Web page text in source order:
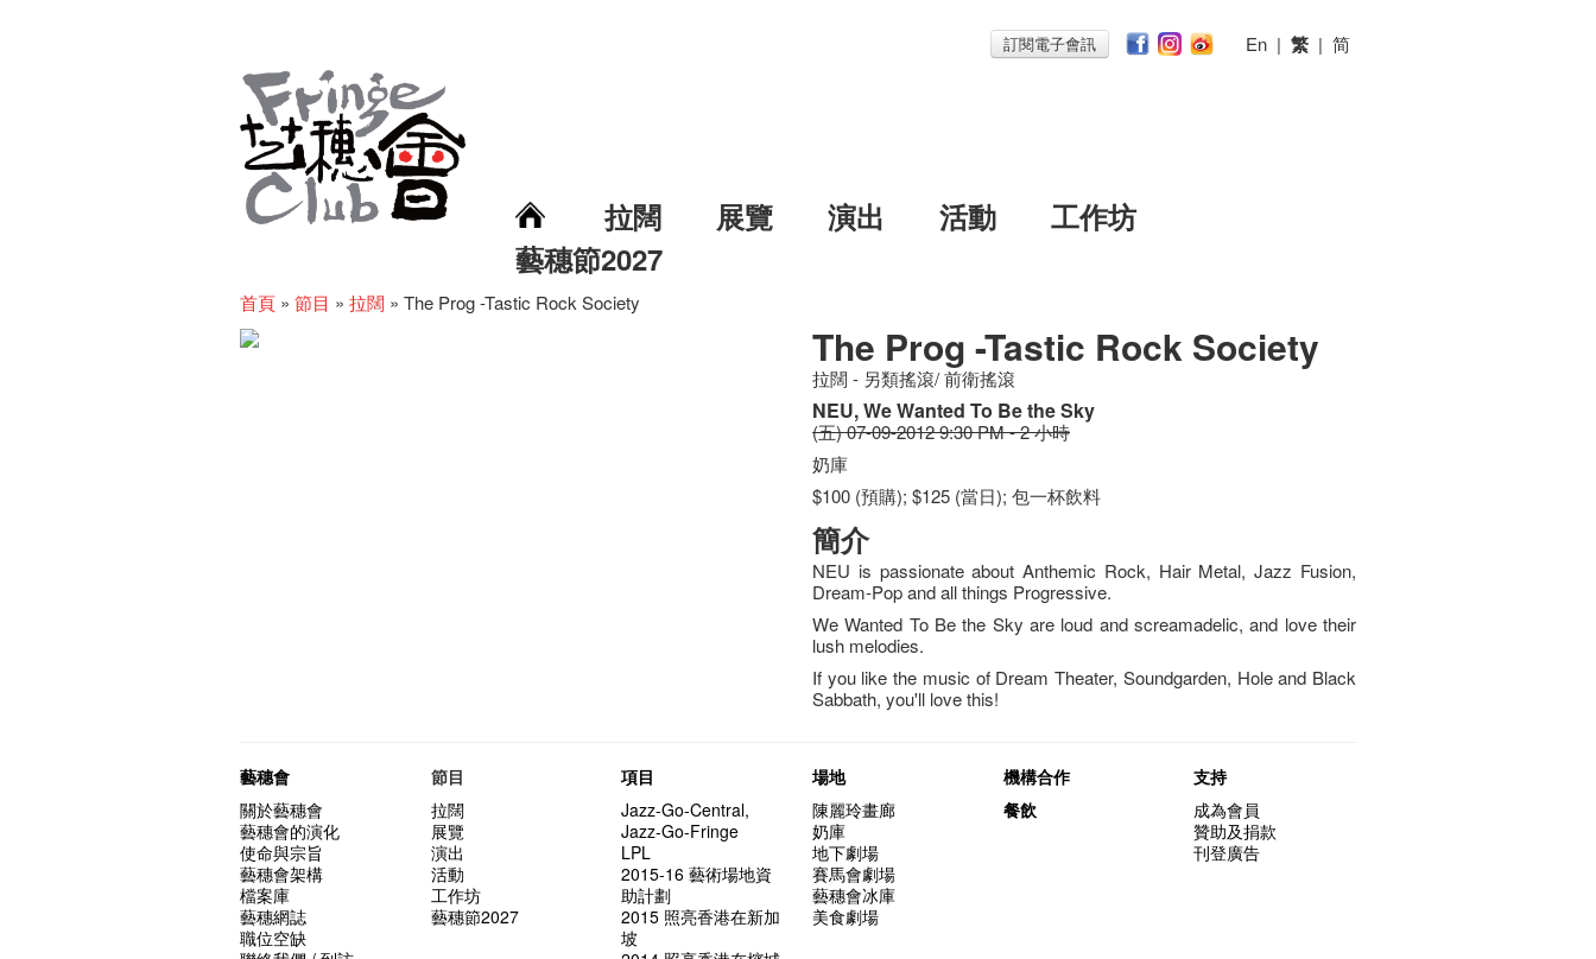
訂閱電子會訊 En | 繁 | 简
拉闊 展覽 演出 活動
工作坊
藝穗節2027
首頁 » 節目 » 拉闊 » The Prog -Tastic Rock Society
The Prog -Tastic Rock Society
拉闊 - 另類搖滾/ 前衛搖滾
NEU, We Wanted To Be the Sky
(五) 07-09-2012 9:30 PM - 2 小時
奶庫
$100 (預購); $125 (當日); 包一杯飲料
簡介
NEU is passionate about Anthemic Rock, Hair Metal, Jazz Fusion,
Dream-Pop and all things Progressive.
We Wanted To Be the Sky are loud and screamadelic, and love their
lush melodies.
If you like the music of Dream Theater, Soundgarden, Hole and Black
Sabbath, you'll love this!
藝穗會
關於藝穗會
藝穗會的演化
使命與宗旨
藝穗會架構
檔案庫
藝穗網誌
職位空缺
節目
拉闊
展覽
演出
活動
工作坊
藝穗節2027
項目
Jazz-Go-Central,
Jazz-Go-Fringe
LPL
2015-16 藝術場地資
助計劃
2015 照亮香港在新加
坡
場地
陳麗玲畫廊
奶庫
地下劇場
賽馬會劇場
藝穗會冰庫
美食劇場
機構合作
餐飲
支持
成為會員
贊助及捐款
刊登廣告